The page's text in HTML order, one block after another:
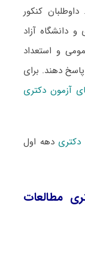
۱۴۰۱ برگزار شد. داوطلبان کنکور
دانشگاه آزاد
و استعداد
دهند. برای
آزمون دکتری
دکتری دهه اول
مطالعات